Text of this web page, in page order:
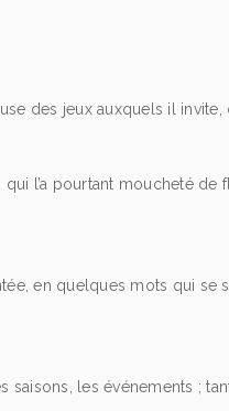
des jeux auxquels il invite,
l’a pourtant moucheté de
en quelques mots qui se
les événements ;